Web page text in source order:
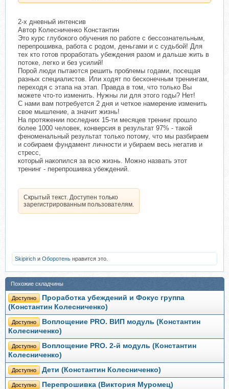
2-х дневный интенсив
Автор Колесниченко Константин
Это курс глубокого обучения по работе с бессознательным,
перепрошивка, работа с родом, деньгами и с судьбой! Для
тех кто готов проработать убеждения разом и дальше жить в
потоке, легко и без усилий!
Порой люди пытаются решить проблемы годами, посещая
разных специалистов. Или ходят по бесконечным тренингам,
переходя с этапа на этап. Правда в том, что только Вы
можете что-то изменить. Нужны ли для этого годы? Нет!
С нами вам потребуется 2 дня и четкое намерение изменить
свое мышление, а значит жизнь!
На протяжении последних 15-ти месяцев тренинг прошло
более 1000 человек, конверсия в результат 97% - такой
феноменальный результат только потому, что мы разбираем
и собираем фундамент личности и убираем весь негатив и
стресс,
который накопился за всю жизнь. Можно назвать этот
тренинг - перепрошивка убеждений.
Скрытый текст. Доступен только
зарегистрированным пользователям.
Skipirich и Оборотень нравится это.
Похожие складчины
Доступно
Проработка убеждений и Фокус группа
(Константин Колесниченко)
Доступно
Воплощение PRO. ВИП модуль (Константин
Колесниченко)
Доступно
Воплощение PRO. 2-й модуль (Константин
Колесниченко)
Доступно Дети (Константин Колесниченко)
Доступно Перепрошивка (Виктория Муромец)